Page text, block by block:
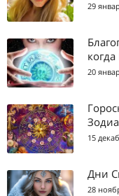
29
20
15
Дни
28